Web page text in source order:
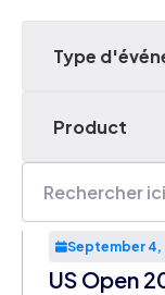
September 4,
US Open